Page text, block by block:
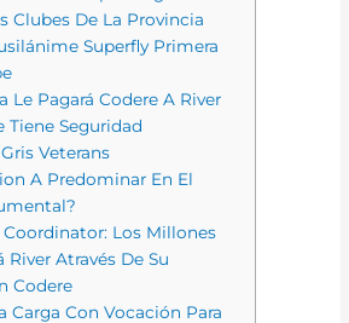
Clubes De La Provincia
Superfly Primera
Le Pagará Codere A River
Tiene Seguridad
Veterans
A Predominar En El
Coordinator: Los Millones
River Através De Su
Codere
Carga Con Vocación Para